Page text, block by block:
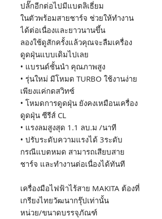
ปลั๊กอีกต่อไปมีแบตลิเธี่ยม
ในตัวพร้อมสายชาร์จ ช่วยให้ทำงาน
ได้ต่อเนื่องและยาวนานขึ้น
ลองใช้ดูสักครั้งแล้วคุณจะลืมเครื่อง
ดูดฝุ่นแบบเดิมไปเลย
• แบรนด์ชั้นนำ คุณภาพสูง
• รุ่นใหม่ มีโหมด TURBO ใช้งานง่าย
เพียงแค่กดสวิทซ์
• โหมดการดูดฝุ่น ยังคงเหมือนเครื่อง
ดูดฝุ่น ซีรีส์ CL
• แรงลมสูงสุด 1.1 ลบ.ม /นาที
• ปรับระดับความแรงได้ 3ระดับ
กรณีแบตหมด สามารถเสียบสาย
ชาร์จ และทำงานต่อเนื่องได้ทันที
เครื่องมือไฟฟ้าไร้สาย MAKITA ต้องที่
เกรียงไทยวัฒนากรุ๊ปเท่านั้น
หน่วย/ขนาดบรรจุภัณฑ์